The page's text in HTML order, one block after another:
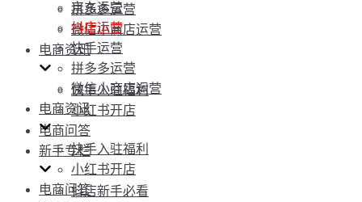
拼多多运营
微信小商店运营
电商资讯
快手入驻福利
小红书开店
电商问答
新手专栏
抖店新手必看
京东运营
抖店运营
快手运营
拼多多运营
微信小商店运营
电商资讯
快手入驻福利
小红书开店
电商问答